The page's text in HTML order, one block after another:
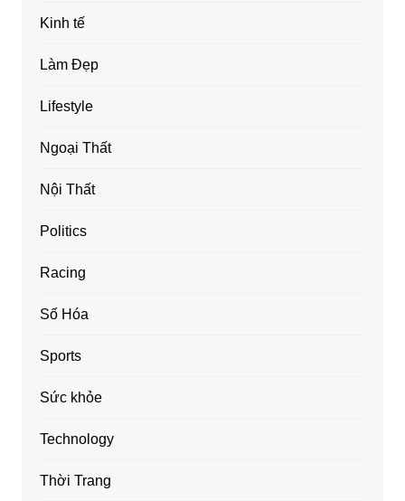
Kinh tế
Làm Đẹp
Lifestyle
Ngoại Thất
Nội Thất
Politics
Racing
Số Hóa
Sports
Sức khỏe
Technology
Thời Trang